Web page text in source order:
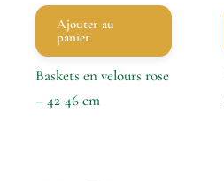
Ajouter au
panier
Baskets en velours rose
– 42-46 cm